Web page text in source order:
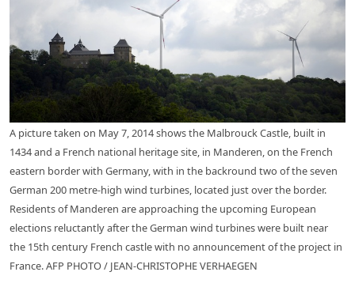
A picture taken on May 7, 2014 shows the Malbrouck Castle, built in
1434 and a French national heritage site, in Manderen, on the French
eastern border with Germany, with in the backround two of the seven
German 200 metre-high wind turbines, located just over the border.
Residents of Manderen are approaching the upcoming European
elections reluctantly after the German wind turbines were built near
the 15th century French castle with no announcement of the project in
France. AFP PHOTO / JEAN-CHRISTOPHE VERHAEGEN